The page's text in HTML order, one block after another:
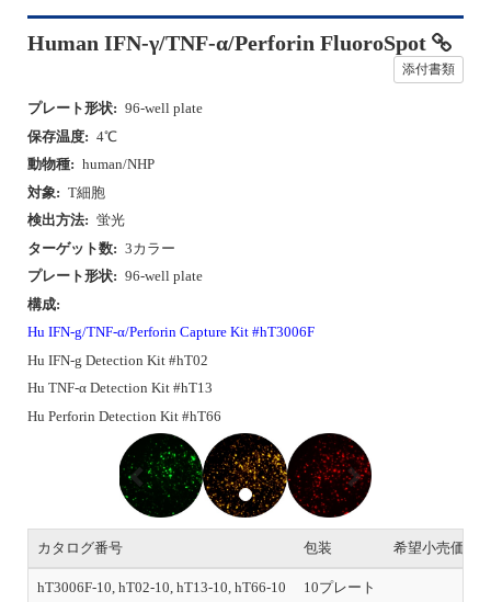
Human IFN-γ/TNF-α/Perforin FluoroSpot
添付書類
プレート形状: 96-well plate
保存温度: 4℃
動物種: human/NHP
対象: T細胞
検出方法: 蛍光
ターゲット数: 3カラー
プレート形状: 96-well plate
構成:
Hu IFN-g/TNF-α/Perforin Capture Kit #hT3006F
Hu IFN-g Detection Kit #hT02
Hu TNF-α Detection Kit #hT13
Hu Perforin Detection Kit #hT66
P
r
e
v
i
u
s
N
e
x
t
カタログ番号 包装 希望小売価格
hT3006F-10, hT02-10, hT13-10, hT66-10 10プレート